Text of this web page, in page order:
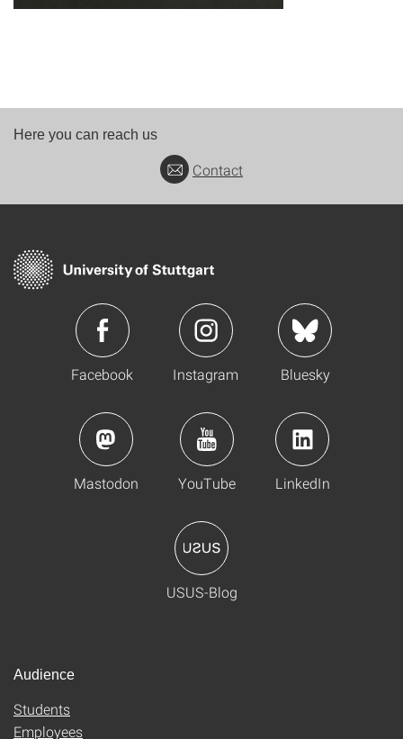
Here you can reach us
Contact
Facebook Instagram Bluesky
Mastodon YouTube LinkedIn
USUS-Blog
Audience
Students
Employees